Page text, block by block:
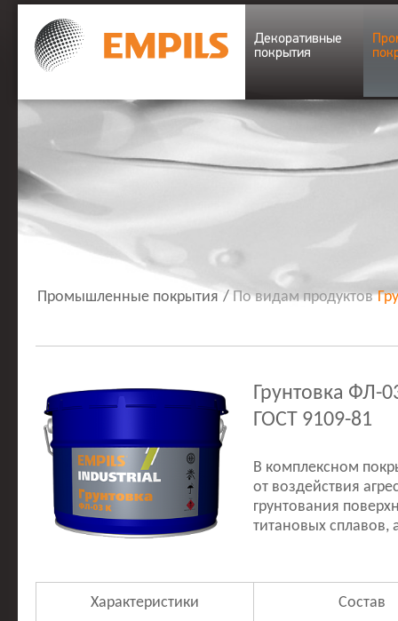
Декоративные
покрытия
Промышленные покрытия / По видам продуктов
Грунтовка ФЛ-
ГОСТ 9109-81
В комплексном
от воздействия
грунтования
титановых сплавов,
Характеристики Состав